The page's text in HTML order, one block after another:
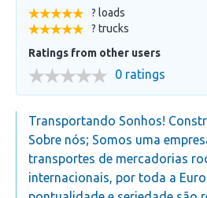
? loads
? trucks
Ratings from other users
0 ratings
Transportando Sonhos!
Sobre nós; Somos uma
transportes de mercadorias
internacionais, por toda a